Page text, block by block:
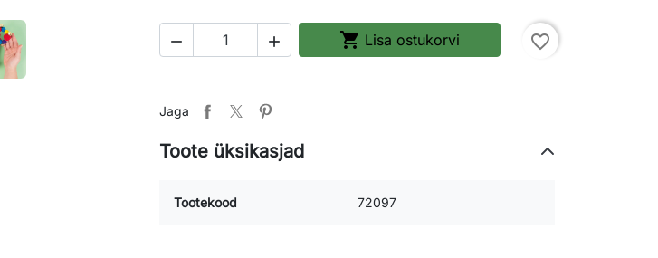
   Lisa ostukorvi favorite_border
Jaga
Toote üksikasjad
Tootekood 72097